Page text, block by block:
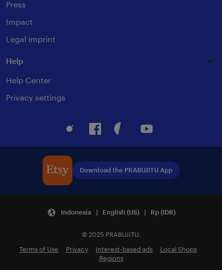
Press
Impact
Legal imprint
Help
Help Center
Privacy settings
InstagramFacebookPinterest
Download the PRABUJITU App
Indonesia | English (US) | Rp (IDR)
© 2025 PRABUJITU.
Terms of Use
Privacy Interest-based ads
Local Shops
Regions